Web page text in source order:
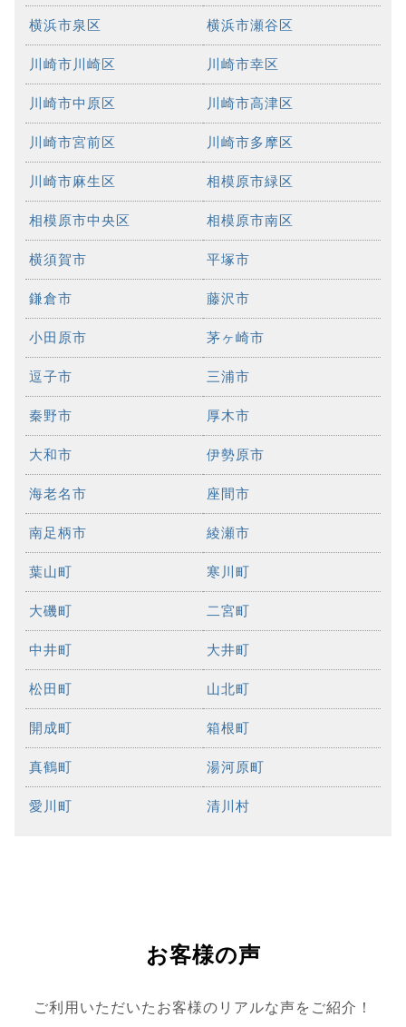
横浜市泉区 横浜市瀬谷区
川崎市川崎区 川崎市幸区
川崎市中原区 川崎市高津区
川崎市宮前区 川崎市多摩区
川崎市麻生区 相模原市緑区
相模原市中央区 相模原市南区
横須賀市 平塚市
鎌倉市 藤沢市
小田原市 茅ヶ崎市
逗子市 三浦市
秦野市 厚木市
大和市 伊勢原市
海老名市 座間市
南足柄市 綾瀬市
葉山町 寒川町
大磯町 二宮町
中井町 大井町
松田町 山北町
開成町 箱根町
真鶴町 湯河原町
愛川町 清川村
お客様の声
ご利用いただいたお客様のリアルな声をご紹介！